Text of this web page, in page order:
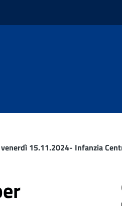
15.11.2024- Infanzia